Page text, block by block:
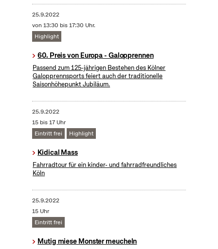
25.9.2022
von 13:30 bis 17:30 Uhr.
Highlight
60. Preis von Europa - Galopprennen
Passend zum 125-jährigen Bestehen des Kölner
Galopprennsports feiert auch der traditionelle
Saisonhöhepunkt Jubiläum.
25.9.2022
15 bis 17 Uhr
Eintritt frei
Highlight
Kidical Mass
Fahrradtour für ein kinder- und fahrradfreundliches
Köln
25.9.2022
15 Uhr
Eintritt frei
Mutig miese Monster meucheln